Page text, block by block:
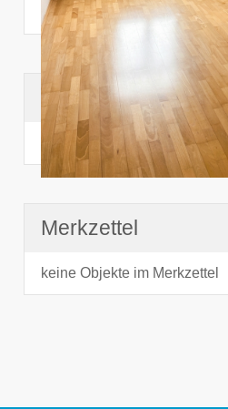
Suchhistorie
noch nichts angesehen
Merkzettel
keine Objekte im Merkzettel